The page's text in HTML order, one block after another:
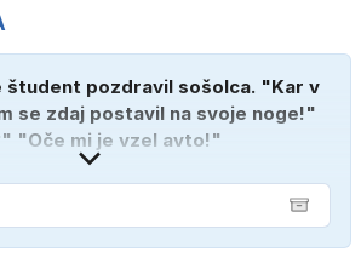
študent pozdravil sošolca. "Kar v
se zdaj postavil na svoje noge!"
"Oče mi je vzel avto!"